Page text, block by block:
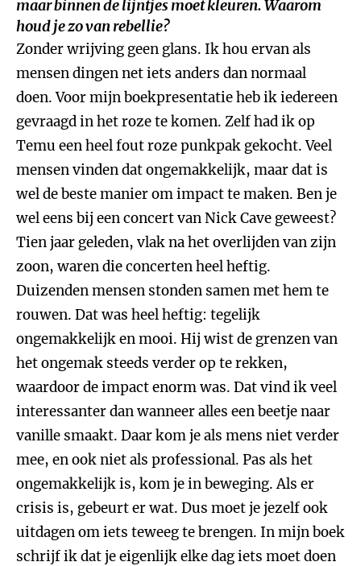
maar binnen de lijntjes moet kleuren. Waarom
houd je zo van rebellie?
Zonder wrijving geen glans. Ik hou ervan als
mensen dingen net iets anders dan normaal
doen. Voor mijn boekpresentatie heb ik iedereen
gevraagd in het roze te komen. Zelf had ik op
Temu een heel fout roze punkpak gekocht. Veel
mensen vinden dat ongemakkelijk, maar dat is
wel de beste manier om impact te maken. Ben je
wel eens bij een concert van Nick Cave geweest?
Tien jaar geleden, vlak na het overlijden van zijn
zoon, waren die concerten heel heftig.
Duizenden mensen stonden samen met hem te
rouwen. Dat was heel heftig: tegelijk
ongemakkelijk en mooi. Hij wist de grenzen van
het ongemak steeds verder op te rekken,
waardoor de impact enorm was. Dat vind ik veel
interessanter dan wanneer alles een beetje naar
vanille smaakt. Daar kom je als mens niet verder
mee, en ook niet als professional. Pas als het
ongemakkelijk is, kom je in beweging. Als er
crisis is, gebeurt er wat. Dus moet je jezelf ook
uitdagen om iets teweeg te brengen. In mijn boek
schrijf ik dat je eigenlijk elke dag iets moet doen